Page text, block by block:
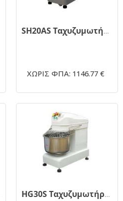
SH20AS Ταχυζυμωτήριο 23 λίτρων (service - Ανταλλακτικά DYNAMIC)
ΧΩΡΙΣ ΦΠΑ: 1146.77 €
HG30S Ταχυζυμωτήριο 28 λίτρων (service - Ανταλλακτικά DYNAMIC)